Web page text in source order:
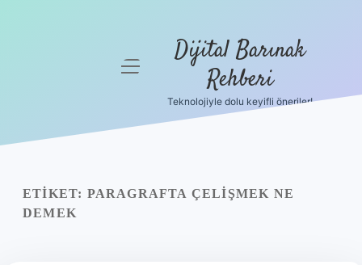
Yasal Uyarı
menüyü
Dijital Barınak
Rehberi
Teknolojiyle dolu keyifli öneriler!
ETIKET: PARAGRAFTA ÇELIŞMEK NE
DEMEK